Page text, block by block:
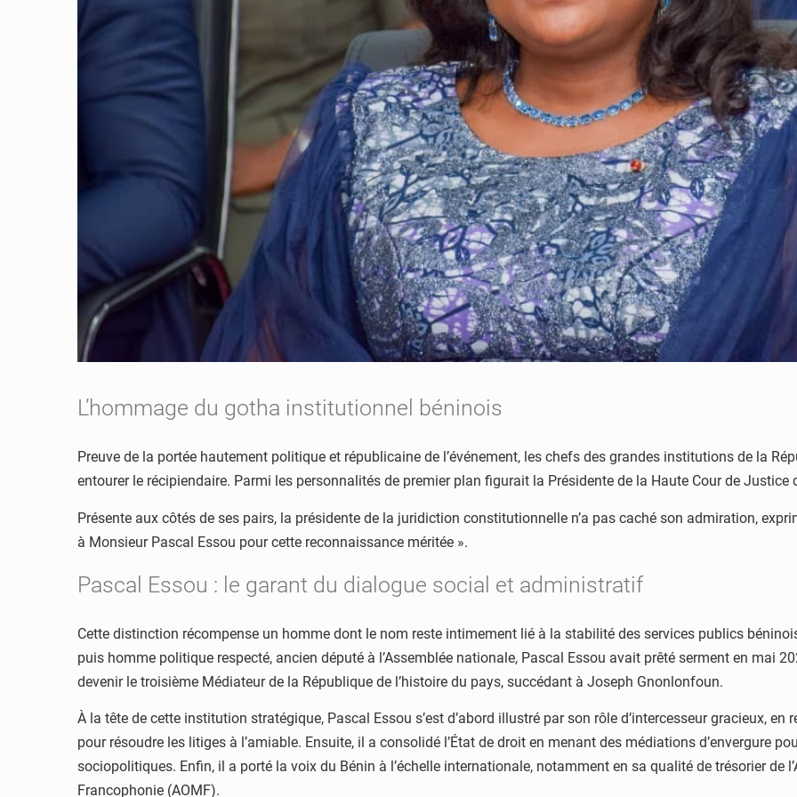
L’hommage du gotha institutionnel béninois
Preuve de la portée hautement politique et républicaine de l’événement, les chefs des grandes institutions de la
entourer le récipiendaire. Parmi les personnalités de premier plan figurait la Présidente de la Haute Cour de Justice
Présente aux côtés de ses pairs, la présidente de la juridiction constitutionnelle n’a pas caché son admiration,
à Monsieur Pascal Essou pour cette reconnaissance méritée ».
Pascal Essou : le garant du dialogue social et administratif
Cette distinction récompense un homme dont le nom reste intimement lié à la stabilité des services publics
puis homme politique respecté, ancien député à l’Assemblée nationale, Pascal Essou avait prêté serment en mai
devenir le troisième Médiateur de la République de l’histoire du pays, succédant à Joseph Gnonlonfoun.
À la tête de cette institution stratégique, Pascal Essou s’est d’abord illustré par son rôle d’intercesseur gracieux,
pour résoudre les litiges à l’amiable. Ensuite, il a consolidé l’État de droit en menant des médiations d’envergure
sociopolitiques. Enfin, il a porté la voix du Bénin à l’échelle internationale, notamment en sa qualité de trésorier de
Francophonie (AOMF).